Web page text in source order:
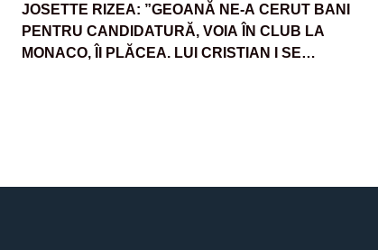
JOSETTE RIZEA: ”GEOANĂ NE-A CERUT BANI
PENTRU CANDIDATURĂ, VOIA ÎN CLUB LA
MONACO, ÎI PLĂCEA. LUI CRISTIAN I SE